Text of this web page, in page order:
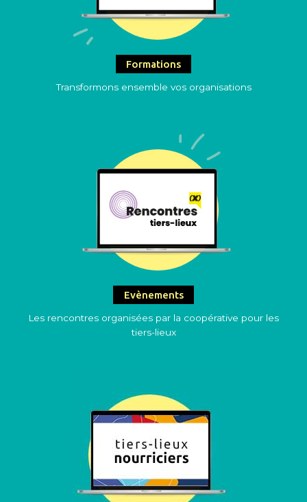
Formations
Transformons ensemble vos organisations
Evènements
Les rencontres organisées par la coopérative pour les
tiers-lieux